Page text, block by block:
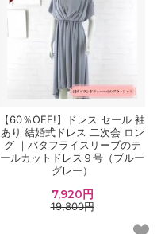
【60％OFF!】ドレス セール 袖
あり 結婚式ドレス 二次会 ロン
グ ｜バタフライスリーブのテ
ールカットドレス９号（ブルー
グレー）
7,920円
19,800円